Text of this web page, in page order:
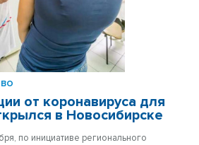
от коронавируса для
в Новосибирске
по инициативе регионального